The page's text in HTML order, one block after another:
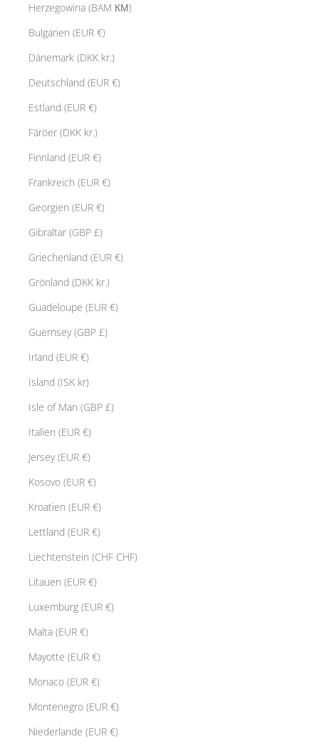
Herzegowina (BAM КМ)
Bulgarien (EUR €)
Dänemark (DKK kr.)
Deutschland (EUR €)
Estland (EUR €)
Färöer (DKK kr.)
Finnland (EUR €)
Frankreich (EUR €)
Georgien (EUR €)
Gibraltar (GBP £)
Griechenland (EUR €)
Grönland (DKK kr.)
Guadeloupe (EUR €)
Guernsey (GBP £)
Irland (EUR €)
Island (ISK kr)
Isle of Man (GBP £)
Italien (EUR €)
Jersey (EUR €)
Kosovo (EUR €)
Kroatien (EUR €)
Lettland (EUR €)
Liechtenstein (CHF CHF)
Litauen (EUR €)
Luxemburg (EUR €)
Malta (EUR €)
Mayotte (EUR €)
Monaco (EUR €)
Montenegro (EUR €)
Niederlande (EUR €)